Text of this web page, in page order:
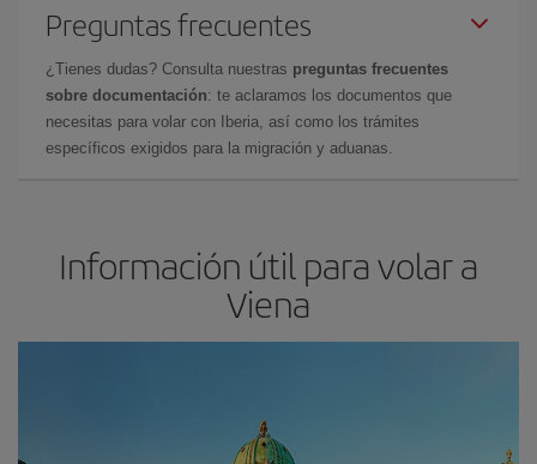
Preguntas frecuentes
¿Tienes dudas? Consulta nuestras preguntas frecuentes
sobre documentación: te aclaramos los documentos que
necesitas para volar con Iberia, así como los trámites
específicos exigidos para la migración y aduanas.
Información útil para volar a
Viena